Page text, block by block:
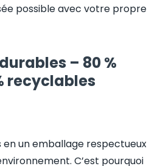
possible avec votre propre
– 80 %
recyclables
en un emballage respectueux
C’est pourquoi